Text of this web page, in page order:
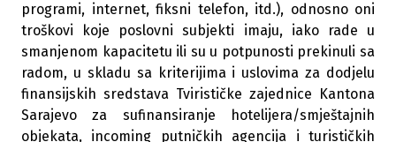
programi, internet, fiksni telefon, itd.), odnosno oni
troškovi koje poslovni subjekti imaju, iako rade u
smanjenom kapacitetu ili su u potpunosti prekinuli sa
radom, u skladu sa kriterijima i uslovima za dodjelu
finansijskih sredstava Tvirističke zajednice Kantona
Sarajevo za sufinansiranje hotelijera/smještajnih
objekata, incoming putničkih agencija i turističkih